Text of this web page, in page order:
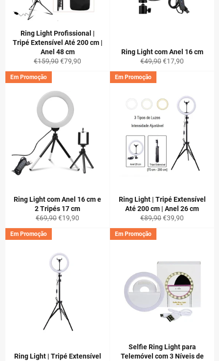
Ring Light Profissional |
Tripé Extensível Até 200 cm |
Anel 48 cm
Preço
normal
€159,90Preço
€79,90
Ring Light com Anel 16 cm
Preço
normal
€49,90Preço
€17,90
Ring Light com Anel 16 cm e
2 Tripés 17 cm
Preço
normal
€69,90Preço
€19,90
Em Promoção
Ring Light | Tripé Extensível
Até 200 cm | Anel 26 cm
Preço
normal
€89,90Preço
€39,90
Em Promoção
Ring Light | Tripé Extensível
Em Promoção
Selfie Ring Light para
Telemóvel com 3 Níveis de
Em Promoção